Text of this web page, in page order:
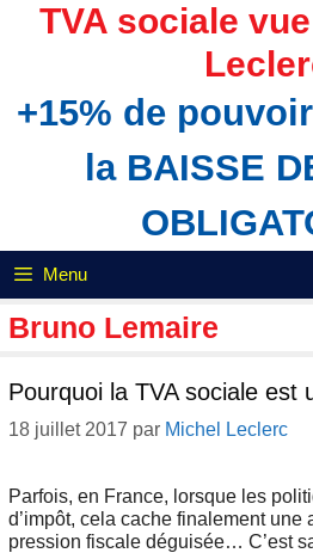
TVA sociale
+15% de
la BAISSE
Menu
Bruno Lemaire
Pourquoi la TVA sociale est
18 juillet 2017 par Michel Leclerc
Parfois, en France, lorsque les
d’impôt, cela cache finalement une
pression fiscale déguisée… C’est